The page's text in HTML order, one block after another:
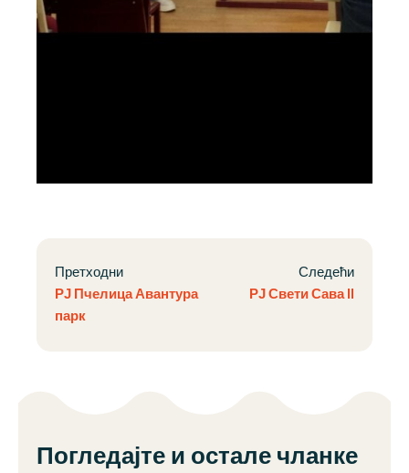
Претходни
РЈ Пчелица Авантура
парк
Следећи
РЈ Свети Сава II
Погледајте и остале чланке